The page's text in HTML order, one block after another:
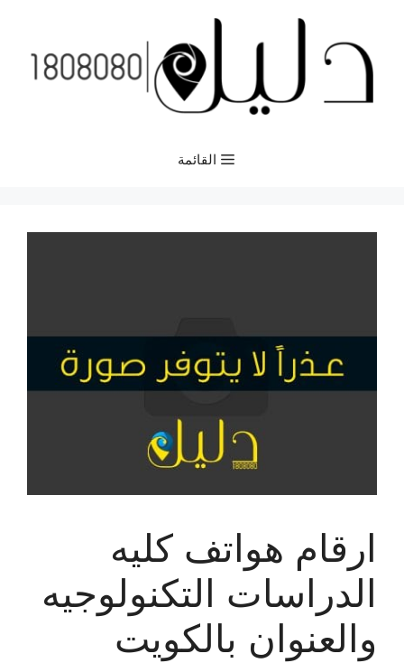
المحتوى
القائمة
ارقام هواتف كليه
الدراسات التكنولوجيه
والعنوان بالكويت